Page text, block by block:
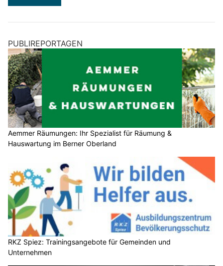
PUBLIREPORTAGEN
Aemmer Räumungen: Ihr Spezialist für Räumung &
Hauswartung im Berner Oberland
RKZ Spiez: Trainingsangebote für Gemeinden und
Unternehmen